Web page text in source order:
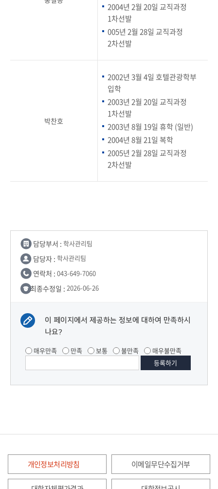
2004년 2월 20일 교직과정
1차선발
005년 2월 28일 교직과정
2차선발
박찬호
2002년 3월 4일 호텔관광학부
입학
2003년 2월 20일 교직과정
1차선발
2003년 8월 19일 휴학 (일반)
2004년 8월 21일 복학
2005년 2월 28일 교직과정
2차선발
담당부서 : 학사관리팀
담당자 : 학사관리팀
연락처 : 043-649-7060
최종수정일 : 2026-06-26
이 페이지에서 제공하는 정보에 대하여 만족하시
나요?
매우만족 만족 보통 불만족 매우불만족
개인정보처리방침 이메일무단수집거부